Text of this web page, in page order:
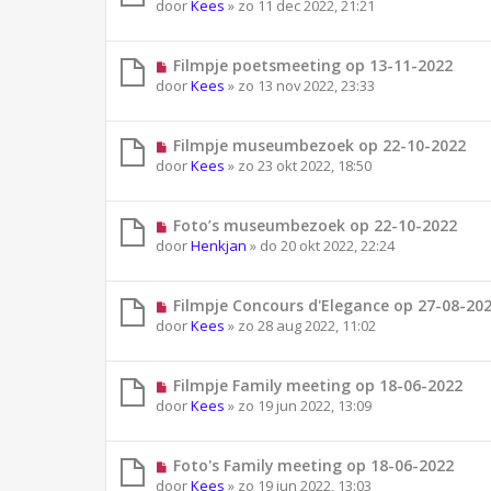
doorKees » zo 11 dec 2022, 21:21
Filmpje poetsmeeting op 13-11-2022
doorKees » zo 13 nov 2022, 23:33
Filmpje museumbezoek op 22-10-2022
doorKees » zo 23 okt 2022, 18:50
Foto’s museumbezoek op 22-10-2022
doorHenkjan » do 20 okt 2022, 22:24
Filmpje Concours d'Elegance op 27-08-
doorKees » zo 28 aug 2022, 11:02
Filmpje Family meeting op 18-06-2022
doorKees » zo 19 jun 2022, 13:09
Foto's Family meeting op 18-06-2022
doorKees » zo 19 jun 2022, 13:03